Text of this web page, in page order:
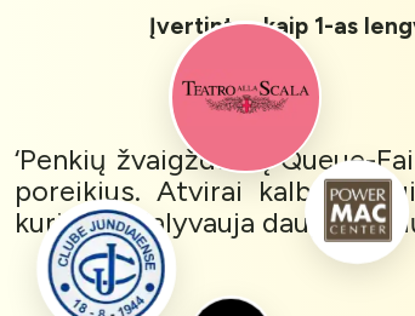
Įvertintas kaip 1-as
‘Penkių žvaigždučių Queue-
poreikius. Atvirai kalbant,
kuriuose dalyvauja daug